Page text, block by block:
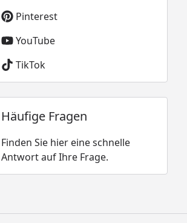
Pinterest
YouTube
TikTok
Häufige Fragen
Finden Sie hier eine schnelle
Antwort auf Ihre Frage.